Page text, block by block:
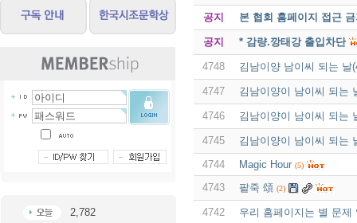
2,782
공지 본 협회 홈페이지 접근
공지 * 감량.깡태강 출입차단
4748 김남이양 남이씨 되는 날
4747 김남이양이 남이씨 되는
4746 김남이양이 남이씨 되는
4745
김남이양이 남이씨 되는
4744
Magic Hour (5)
4743 팥죽 頌 (2)
4742 우리 홈페이지는 별 문제